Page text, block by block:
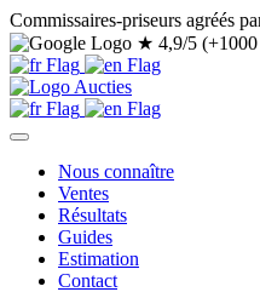
Commissaires-priseurs agréés
★ 4,9/5
Nous connaître
Ventes
Résultats
Guides
Estimation
Contact